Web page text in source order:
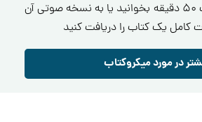
میکروکتاب را در مدت ۵۰ دقیقه بخوانید یا به نسخه صوتی آن
یک کتاب را دریافت کنید
در مورد میکروکتاب